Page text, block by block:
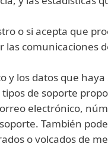
o si acepta que
las comunicaciones
y los datos que
de soporte
electrónico,
También
o volcados de